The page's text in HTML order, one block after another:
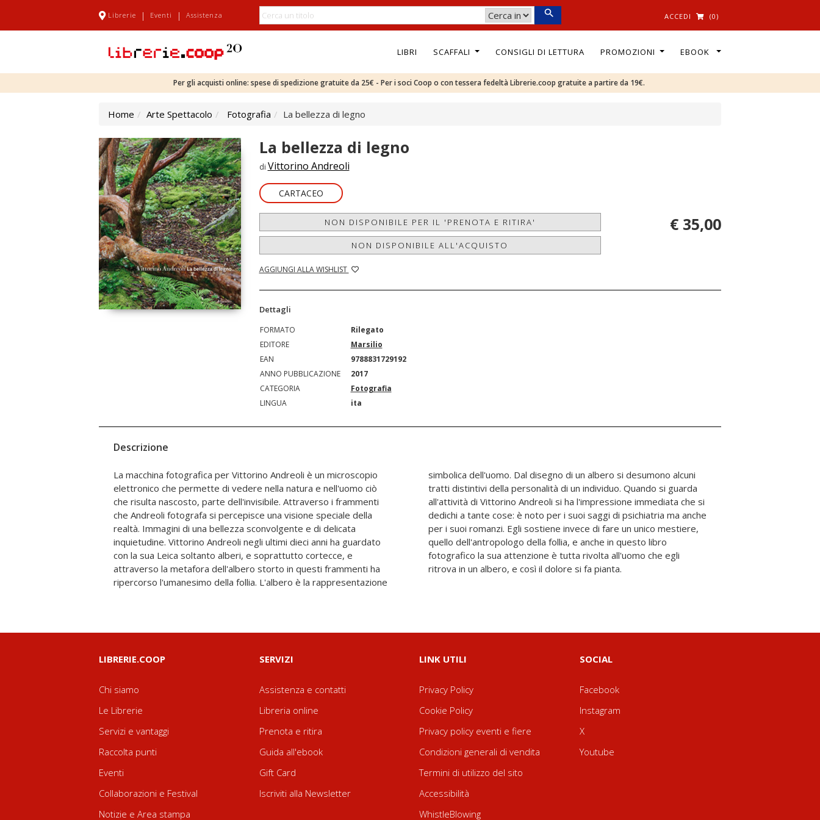
Librerie | Eventi | Assistenza ACCEDI (0)
LIBRI SCAFFALI CONSIGLI DI LETTURA PROMOZIONI EBOOK
Per gli acquisti online: spese di spedizione gratuite da 25€ - Per i soci Coop o con tessera fedeltà Librerie.coop gratuite a partire da 19€.
Home Arte Spettacolo Fotografia La bellezza di legno
La bellezza di legno
di Vittorino Andreoli
CARTACEO
NON DISPONIBILE PER IL 'PRENOTA E RITIRA'
NON DISPONIBILE ALL'ACQUISTO
AGGIUNGI ALLA WISHLIST
€ 35,00
Dettagli
FORMATO
Rilegato
EDITORE
Marsilio
EAN
9788831729192
ANNO PUBBLICAZIONE
2017
CATEGORIA
Fotografia
LINGUA
ita
Descrizione
La macchina fotografica per Vittorino Andreoli è un microscopio
elettronico che permette di vedere nella natura e nell'uomo ciò
che risulta nascosto, parte dell'invisibile. Attraverso i frammenti
che Andreoli fotografa si percepisce una visione speciale della
realtà. Immagini di una bellezza sconvolgente e di delicata
inquietudine. Vittorino Andreoli negli ultimi dieci anni ha guardato
con la sua Leica soltanto alberi, e soprattutto cortecce, e
attraverso la metafora dell'albero storto in questi frammenti ha
ripercorso l'umanesimo della follia. L'albero è la rappresentazione
simbolica dell'uomo. Dal disegno di un albero si desumono alcuni
tratti distintivi della personalità di un individuo. Quando si guarda
all'attività di Vittorino Andreoli si ha l'impressione immediata che si
dedichi a tante cose: è noto per i suoi saggi di psichiatria ma anche
per i suoi romanzi. Egli sostiene invece di fare un unico mestiere,
quello dell'antropologo della follia, e anche in questo libro
fotografico la sua attenzione è tutta rivolta all'uomo che egli
ritrova in un albero, e così il dolore si fa pianta.
LIBRERIE.COOP
Chi siamo
Le Librerie
Servizi e vantaggi
Raccolta punti
Eventi
Collaborazioni e Festival
Notizie e Area stampa
SERVIZI
Assistenza e contatti
Libreria online
Prenota e ritira
Guida all'ebook
Gift Card
Iscriviti alla Newsletter
LINK UTILI
Privacy Policy
Cookie Policy
Privacy policy eventi e fiere
Condizioni generali di vendita
Termini di utilizzo del sito
Accessibilità
WhistleBlowing
SOCIAL
Facebook
Instagram
X
Youtube